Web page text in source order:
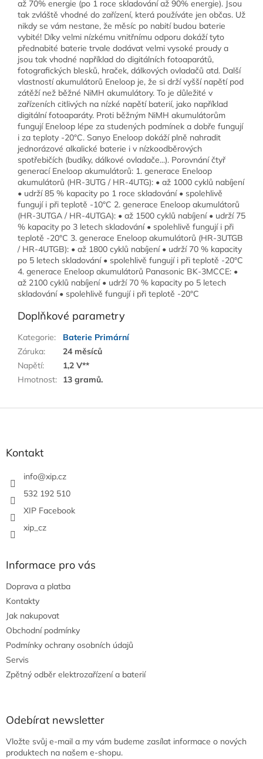
až 70% energie (po 1 roce skladování až 90% energie). Jsou
tak zvláště vhodné do zařízení, která používáte jen občas. Už
nikdy se vám nestane, že měsíc po nabití budou baterie
vybité! Díky velmi nízkému vnitřnímu odporu dokáží tyto
přednabité baterie trvale dodávat velmi vysoké proudy a
jsou tak vhodné například do digitálních fotoaparátů,
fotografických blesků, hraček, dálkových ovladačů atd. Další
vlastností akumulátorů Eneloop je, že si drží vyšší napětí pod
zátěží než běžné NiMH akumulátory. To je důležité v
zařízeních citlivých na nízké napětí baterií, jako například
digitální fotoaparáty. Proti běžným NiMH akumulátorům
fungují Eneloop lépe za studených podmínek a dobře fungují
i za teploty -20°C. Sanyo Eneloop dokáží plně nahradit
jednorázové alkalické baterie i v nízkoodběrových
spotřebičích (budíky, dálkové ovladače...). Porovnání čtyř
generací Eneloop akumulátorů: 1. generace Eneloop
akumulátorů (HR-3UTG / HR-4UTG): • až 1000 cyklů nabíjení
• udrží 85 % kapacity po 1 roce skladování • spolehlivě
fungují i při teplotě -10°C 2. generace Eneloop akumulátorů
(HR-3UTGA / HR-4UTGA): • až 1500 cyklů nabíjení • udrží 75
% kapacity po 3 letech skladování • spolehlivě fungují i při
teplotě -20°C 3. generace Eneloop akumulátorů (HR-3UTGB
/ HR-4UTGB): • až 1800 cyklů nabíjení • udrží 70 % kapacity
po 5 letech skladování • spolehlivě fungují i při teplotě -20°C
4. generace Eneloop akumulátorů Panasonic BK-3MCCE: •
až 2100 cyklů nabíjení • udrží 70 % kapacity po 5 letech
skladování • spolehlivě fungují i při teplotě -20°C
Doplňkové parametry
Kategorie:
Baterie Primární
Záruka:
24 měsíců
Napětí:
1,2 V**
Hmotnost: 13 gramů.
Kontakt
info@xip.cz
532 192 510
XIP Facebook
xip_cz
Informace pro vás
Doprava a platba
Kontakty
Jak nakupovat
Obchodní podmínky
Podmínky ochrany osobních údajů
Servis
Zpětný odběr elektrozařízení a baterií
Odebírat newsletter
Vložte svůj e-mail a my vám budeme zasílat informace o nových
produktech na našem e-shopu.